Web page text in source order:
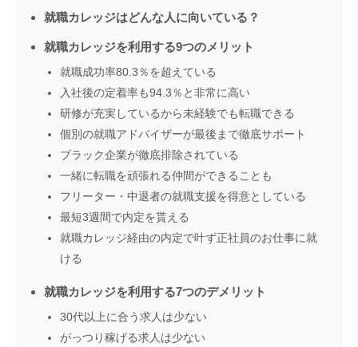
就職カレッジはどんな人に向いている？
就職カレッジを利用する9つのメリット
就職成功率80.3％を超えている
入社後の定着率も94.3％と非常に高い
研修が充実しているから未経験でも転職できる
個別の就職アドバイザーが最後まで徹底サポート
ブラック企業が徹底排除されている
一緒に転職を頑張れる仲間ができることも
フリーター・中退者の就職支援を得意としている
最短3週間で内定を貰える
就職カレッジ経由の内定で叶ず正社員のお仕事に就
ける
就職カレッジを利用する7つのデメリット
30代以上に合う求人は少ない
がっつり稼げる求人は少ない